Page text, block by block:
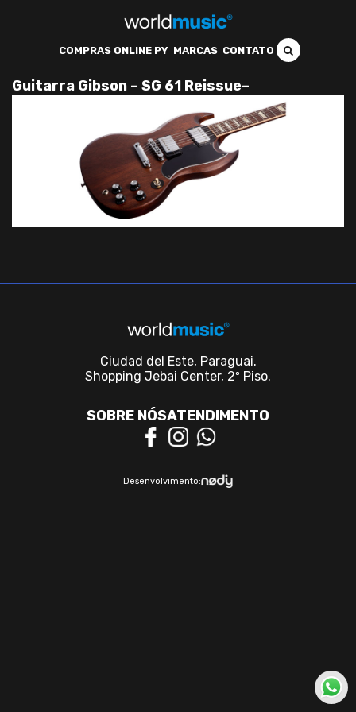
COMPRAS ONLINE PY MARCAS CONTATO
Guitarra Gibson – SG 61 Reissue–
Ciudad del Este, Paraguai.
Shopping Jebai Center, 2º Piso.
SOBRE NÓSATENDIMENTO
Desenvolvimento: